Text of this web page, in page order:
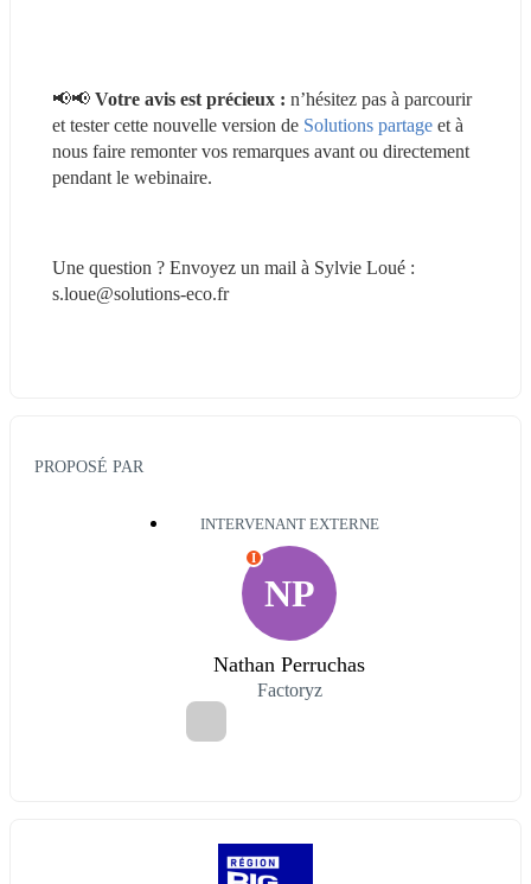
📢📢 Votre avis est précieux : n’hésitez pas à parcourir
et tester cette nouvelle version de Solutions partage et à
nous faire remonter vos remarques avant ou directement
pendant le webinaire.
s.loue@solutions-eco.fr
PROPOSÉ PAR
INTERVENANT EXTERNE
NP
I
Nathan Perruchas
Factoryz